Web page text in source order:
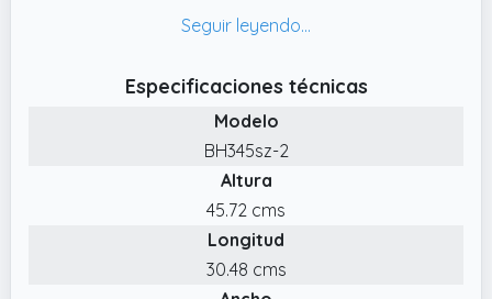
✔️ CÓMODO ASIENTO ACOLCHADO: El
recubierto de PU. Es muy cómodo, suave y al
mismo tiempo fácil de limpiar y resistente al
✔️ ESTRUCTURA ESTABLE: Las patas fijadas
en cruz bajo el asiento refuerzan la robustez
de la silla de madera. Las almohadillas de
fieltro bajo las patas hacen que la silla sea
Especificaciones técnicas
Modelo
BH345sz-2
Altura
45.72 cms
Longitud
30.48 cms